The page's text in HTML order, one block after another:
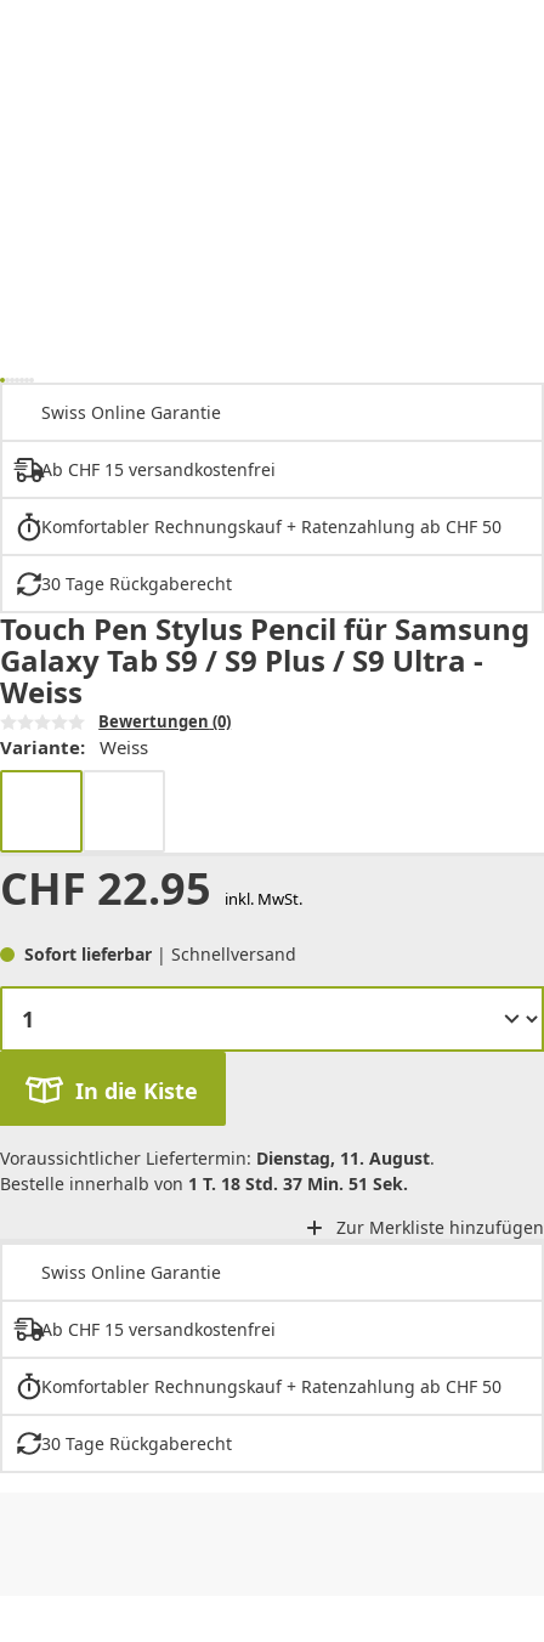
Swiss Online Garantie
Ab CHF 15 versandkostenfrei
Komfortabler Rechnungskauf + Ratenzahlung ab CHF 50
30 Tage Rückgaberecht
Touch Pen Stylus Pencil für Samsung
Galaxy Tab S9 / S9 Plus / S9 Ultra -
Weiss
Bewertungen (0)
Variante: Weiss
CHF 22.95 inkl. MwSt.
Sofort lieferbar | Schnellversand
In die Kiste
Voraussichtlicher Liefertermin: Dienstag, 11. August.
Bestelle innerhalb von 1 T. 18 Std. 37 Min. 51 Sek.
Zur Merkliste hinzufügen
Swiss Online Garantie
Ab CHF 15 versandkostenfrei
Komfortabler Rechnungskauf + Ratenzahlung ab CHF 50
30 Tage Rückgaberecht